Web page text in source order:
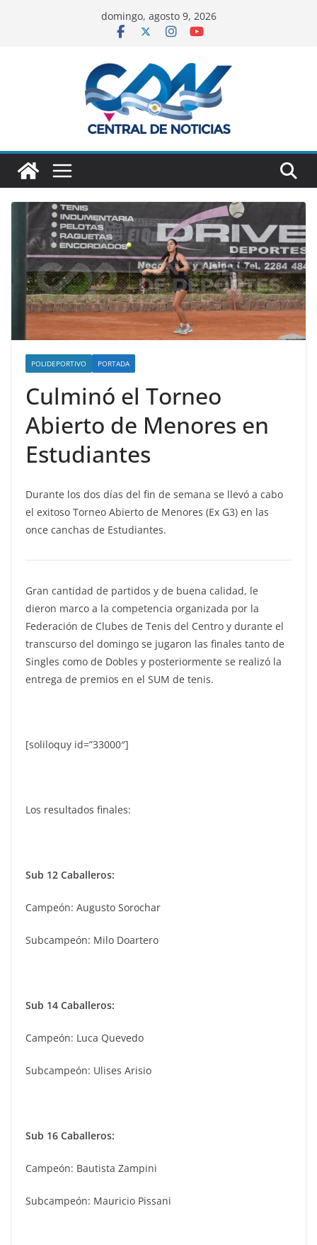
domingo, agosto 9, 2026
POLIDEPORTIVO PORTADA
Culminó el Torneo
Abierto de Menores en
Estudiantes
Durante los dos días del fin de semana se llevó a cabo
el exitoso Torneo Abierto de Menores (Ex G3) en las
once canchas de Estudiantes.
Gran cantidad de partidos y de buena calidad, le
dieron marco a la competencia organizada por la
Federación de Clubes de Tenis del Centro y durante el
transcurso del domingo se jugaron las finales tanto de
Singles como de Dobles y posteriormente se realizó la
entrega de premios en el SUM de tenis.
[soliloquy id=”33000″]
Los resultados finales:
Sub 12 Caballeros:
Campeón: Augusto Sorochar
Subcampeón: Milo Doartero
Sub 14 Caballeros:
Campeón: Luca Quevedo
Subcampeón: Ulises Arisio
Sub 16 Caballeros:
Campeón: Bautista Zampini
Subcampeón: Mauricio Pissani